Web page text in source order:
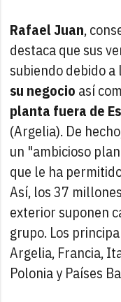
Rafael Juan,
destaca que sus
subiendo debido a
su negocio así
planta fuera de
(Argelia). De
un "ambicioso
que le ha
Así, los 37
exterior suponen
grupo. Los
Argelia, Francia,
Polonia y Países